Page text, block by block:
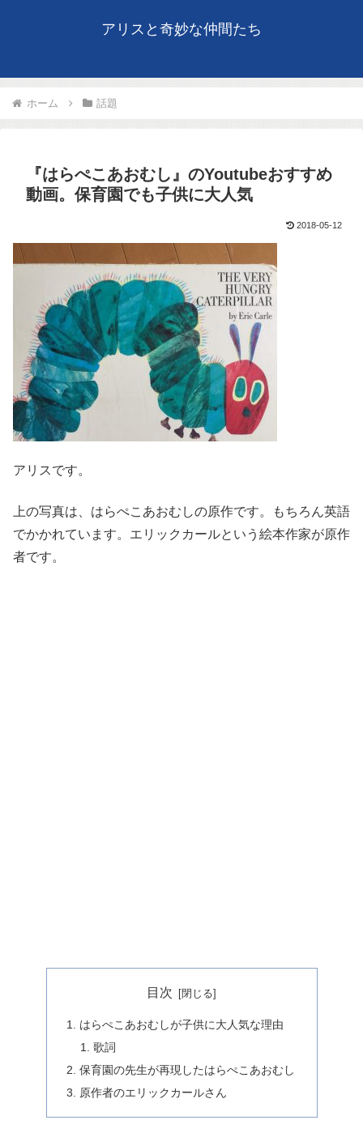
アリスと奇妙な仲間たち
ホーム 話題
『はらぺこあおむし』のYoutubeおすすめ
動画。保育園でも子供に大人気
2018-05-12
アリスです。
上の写真は、はらぺこあおむしの原作です。もちろん英語
でかかれています。エリックカールという絵本作家が原作
者です。
目次
はらぺこあおむしが子供に大人気な理由
歌詞
保育園の先生が再現したはらぺこあおむし
原作者のエリックカールさん